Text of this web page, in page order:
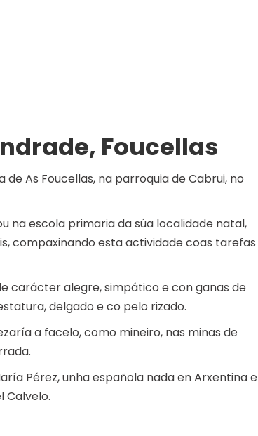
Foucellas
As Foucellas, na parroquia de Cabrui, no
na escola primaria da súa localidade natal,
compaxinando esta actividade coas tarefas
carácter alegre, simpático e con ganas de
delgado e co pelo rizado.
a facelo, como mineiro, nas minas de
Pérez, unha española nada en Arxentina e
Calvelo.